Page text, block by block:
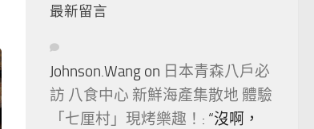
最新留言
Johnson.Wang on 日本青森八戶必
訪 八食中心 新鮮海產集散地 體驗
「七厘村」現烤樂趣！ : “沒啊，